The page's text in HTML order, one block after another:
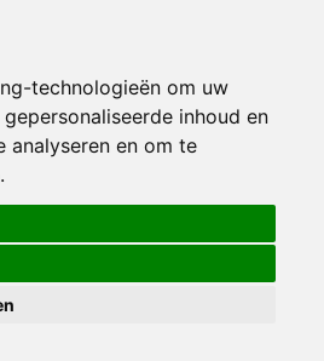
technologieën om uw
inhoud en
analyseren en om te
Inschrijven